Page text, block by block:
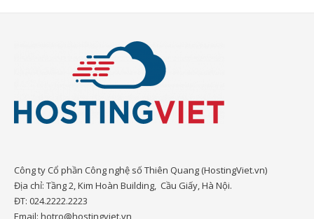
Công ty Cổ phần Công nghệ số Thiên Quang (HostingViet.vn)
Địa chỉ: Tầng 2, Kim Hoàn Building, Cầu Giấy, Hà Nội.
ĐT: 024.2222.2223
Email: hotro@hostingviet.vn